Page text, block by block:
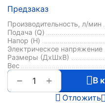
Предзаказ
Производительность, л/мин
Подача (Q)
Напор (H)
Электрическое напряжение
Размеры (ДхШxВ)
Вес
+
−
В
Отложить